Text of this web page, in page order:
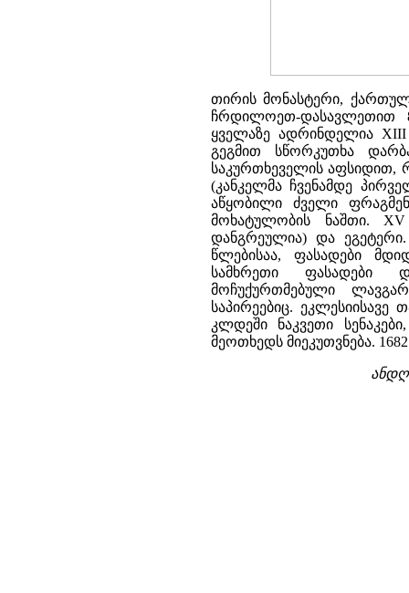
თირის მონასტერი,
ჩრდილოეთ-დასავლეთით
ყველაზე ადრინდელია XIII
გეგმით სწორკუთხა
საკურთხეველის აფსიდით,
(კანკელმა ჩვენამდე
აწყობილი ძველი
მოხატულობის ნაშთი. XV
დანგრეულია) და ეგეტერი.
წლებისაა, ფასადები
სამხრეთი ფასადები
მოჩუქურთმებული
საპირეებიც.
კლდეში ნაკვეთი
მეოთხედს მიეკუთვნება.